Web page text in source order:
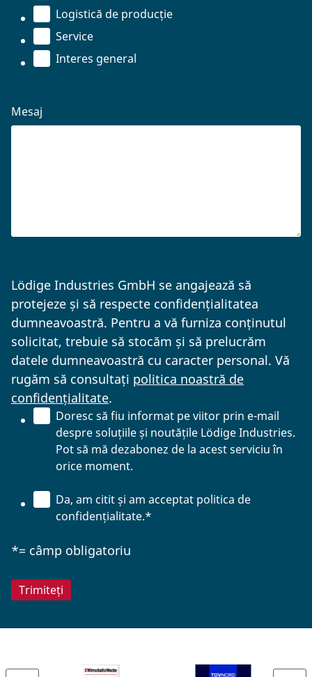
Logistică de producție
Service
Interes general
Mesaj
Lödige Industries GmbH se angajează să
protejeze și să respecte confidențialitatea
dumneavoastră. Pentru a vă furniza conținutul
solicitat, trebuie să stocăm și să prelucrăm
datele dumneavoastră cu caracter personal. Vă
rugăm să consultați politica noastră de
confidențialitate.
Doresc să fiu informat pe viitor prin e-mail
despre soluțiile și noutățile Lödige Industries.
Pot să mă dezabonez de la acest serviciu în
orice moment.
Da, am citit și am acceptat politica de
confidențialitate.*
*= câmp obligatoriu